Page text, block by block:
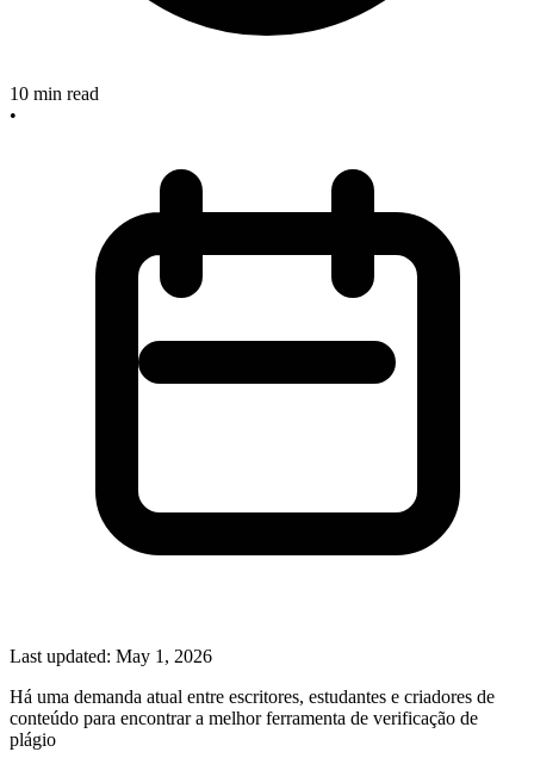
10 min read
•
Last updated: May 1, 2026
Há uma demanda atual entre escritores, estudantes e criadores de
conteúdo para encontrar a melhor ferramenta de verificação de
plágio